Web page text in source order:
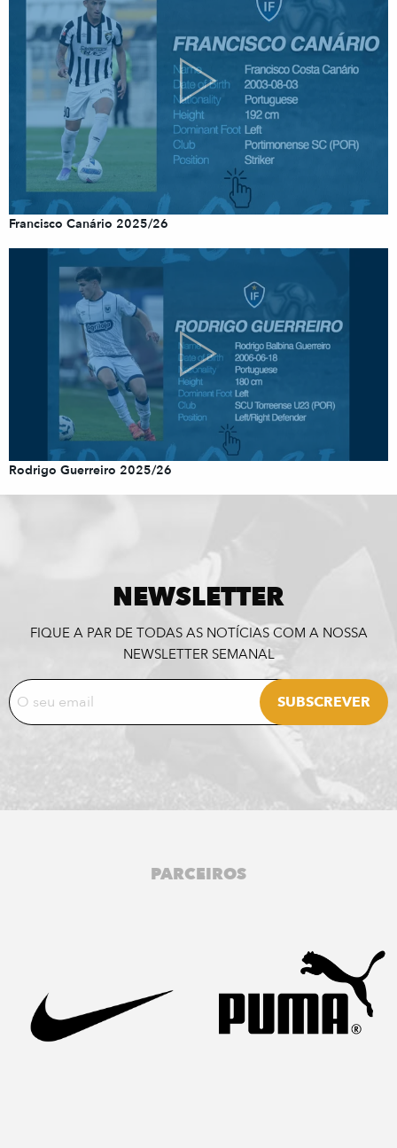
Francisco Canário 2025/26
Rodrigo Guerreiro 2025/26
NEWSLETTER
FIQUE A PAR DE TODAS AS NOTÍCIAS COM A NOSSA
NEWSLETTER SEMANAL
PARCEIROS